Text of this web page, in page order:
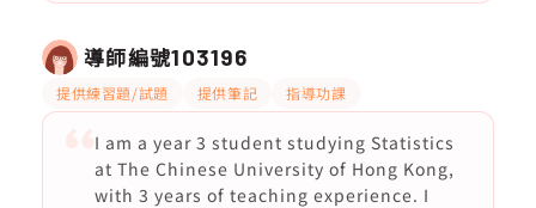
導師編號103196
提供練習題/試題 提供筆記 指導功課
I am a year 3 student studying Statistics
at The Chinese University of Hong Kong,
with 3 years of teaching experience. I